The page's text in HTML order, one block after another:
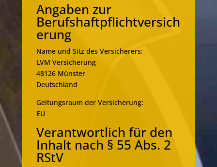
Angaben zur
Berufshaftpflichtversich
erung
Name und Sitz des Versicherers:
LVM Versicherung
48126 Münster
Deutschland
Geltungsraum der Versicherung:
EU
Verantwortlich für den
Inhalt nach § 55 Abs. 2
RStV